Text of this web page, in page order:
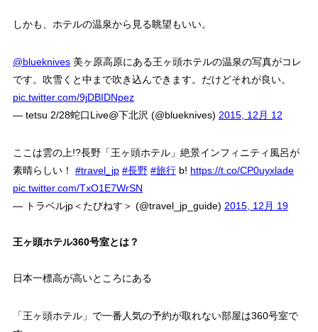
しかも、ホテルの温泉から見る眺望もいい。
@blueknives美ヶ原高原にある王ヶ頭ホテルの温泉の写真がコレ
です。吹雪くと中まで吹き込んできます。だけどそれが良い。
pic.twitter.com/9jDBIDNpez
— tetsu 2/28蛇口Live@下北沢 (@blueknives) 2015, 12月 12
ここは雲の上!?長野「王ヶ頭ホテル」絶景インフィニティ風呂が
素晴らしい！ #travel_jp #長野 #旅行b! https://t.co/CP0uyxlade
pic.twitter.com/TxO1E7WrSN
— トラベルjp＜たびねす＞ (@travel_jp_guide) 2015, 12月 19
王ヶ頭ホテル360号室とは？
日本一標高が高いところにある
「王ヶ頭ホテル」で一番人気の予約が取れない部屋は360号室で